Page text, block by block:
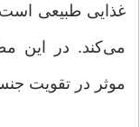
غذایی طبیعی
می‌کند. در این
موثر در تقویت